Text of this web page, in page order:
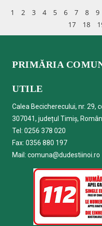
1 2 3 4 5 6 7 8 9
17
18
PRIMĂRIA
UTILE
Calea Becicherecului, nr. 29,
307041, județul Timiș,
Tel: 0256 378 020
Fax: 0356 880 197
Mail: comuna@dudestiinoi.ro